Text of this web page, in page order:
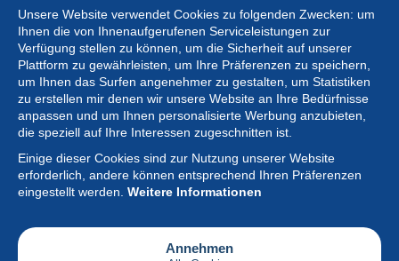
Unsere Website verwendet Cookies zu folgenden Zwecken: um
Ihnen die von Ihnenaufgerufenen Serviceleistungen zur
Verfügung stellen zu können, um die Sicherheit auf unserer
Plattform zu gewährleisten, um Ihre Präferenzen zu speichern,
um Ihnen das Surfen angenehmer zu gestalten, um Statistiken
zu erstellen mir denen wir unsere Website an Ihre Bedürfnisse
anpassen und um Ihnen personalisierte Werbung anzubieten,
die speziell auf Ihre Interessen zugeschnitten ist.
Einige dieser Cookies sind zur Nutzung unserer Website
erforderlich, andere können entsprechend Ihren Präferenzen
eingestellt werden. Weitere Informationen
Annehmen
Sammlung
Neuigkeiten
Artikel
Gesellschaft